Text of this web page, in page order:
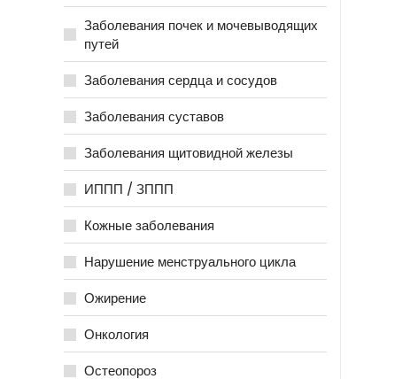
Заболевания почек и мочевыводящих
путей
Заболевания сердца и сосудов
Заболевания суставов
Заболевания щитовидной железы
ИППП / ЗППП
Кожные заболевания
Нарушение менструального цикла
Ожирение
Онкология
Остеопороз